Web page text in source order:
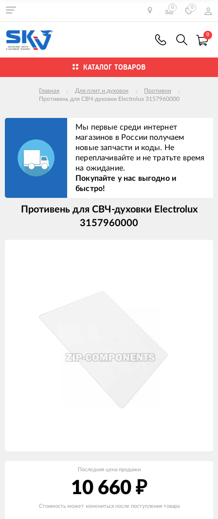
0 0
0
КАТАЛОГ ТОВАРОВ
Главная Для плит и духовок
Противни
Противень для СВЧ-духовки Electrolux 3157960000
Мы первые среди интернет
магазинов в России получаем
новые запчасти и коды. Не
переплачивайте и не тратьте время
на ожидание.
Покупайте у нас выгодно и
быстро!
Противень для СВЧ-духовки Electrolux
3157960000
Последняя цена продажи
10 660 ₽
Стоимость может измениться после поступления товара